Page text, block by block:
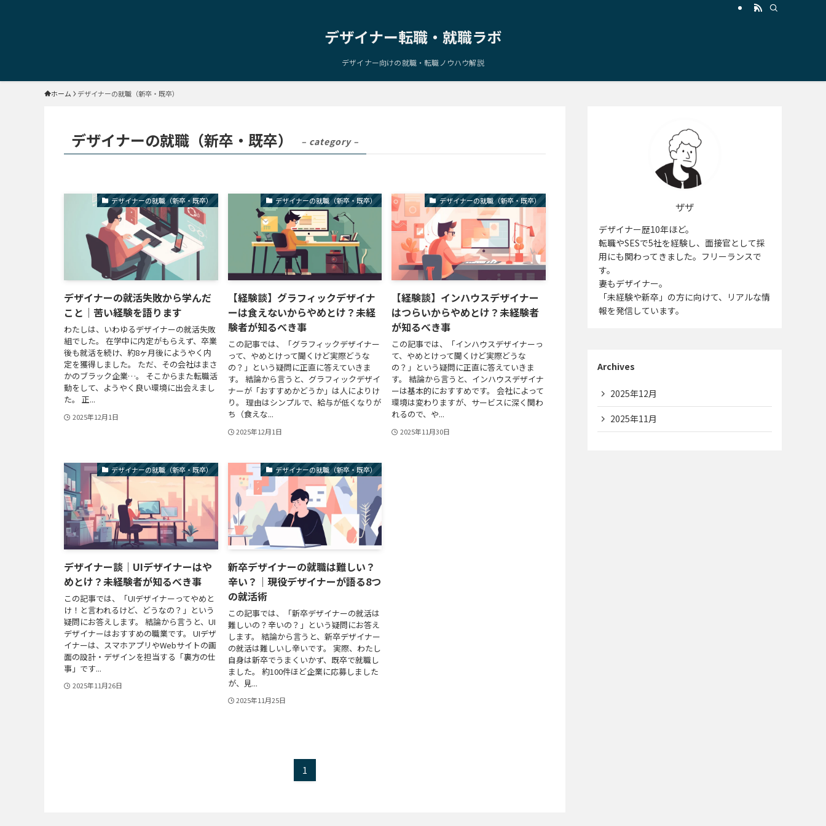
デザイナー転職・就職ラボ
デザイナー向けの就職・転職ノウハウ解説
ホーム デザイナーの就職（新卒・既卒）
デザイナーの就職（新卒・既卒） – category –
デザイナーの就職（新卒・既卒）
デザイナーの就活失敗から学んだ
こと｜苦い経験を語ります
わたしは、いわゆるデザイナーの就活失敗
組でした。 在学中に内定がもらえず、卒業
後も就活を続け、約8ヶ月後にようやく内
定を獲得しました。 ただ、その会社はまさ
かのブラック企業…。 そこからまた転職活
動をして、ようやく良い環境に出会えまし
た。 正...
2025年12月1日
デザイナーの就職（新卒・既卒）
【経験談】グラフィックデザイナ
ーは食えないからやめとけ？未経
験者が知るべき事
この記事では、「グラフィックデザイナー
って、やめとけって聞くけど実際どうな
の？」という疑問に正直に答えていきま
す。 結論から言うと、グラフィックデザイ
ナーが「おすすめかどうか」は人によりけ
り。 理由はシンプルで、給与が低くなりが
ち（食えな...
2025年12月1日
デザイナーの就職（新卒・既卒）
【経験談】インハウスデザイナー
はつらいからやめとけ？未経験者
が知るべき事
この記事では、「インハウスデザイナーっ
て、やめとけって聞くけど実際どうな
の？」という疑問に正直に答えていきま
す。 結論から言うと、インハウスデザイナ
ーは基本的におすすめです。 会社によって
環境は変わりますが、サービスに深く関わ
れるので、や...
2025年11月30日
デザイナーの就職（新卒・既卒）
デザイナー談｜UIデザイナーはや
めとけ？未経験者が知るべき事
この記事では、「UIデザイナーってやめと
け！と言われるけど、どうなの？」という
疑問にお答えします。 結論から言うと、UI
デザイナーはおすすめの職業です。 UIデザ
イナーは、スマホアプリやWebサイトの画
面の設計・デザインを担当する「裏方の仕
事」です...
2025年11月26日
デザイナーの就職（新卒・既卒）
新卒デザイナーの就職は難しい？
辛い？｜現役デザイナーが語る8つ
の就活術
この記事では、「新卒デザイナーの就活は
難しいの？辛いの？」という疑問にお答え
します。 結論から言うと、新卒デザイナー
の就活は難しいし辛いです。 実際、わたし
自身は新卒でうまくいかず、既卒で就職し
ました。 約100件ほど企業に応募しました
が、見...
2025年11月25日
1
ザザ
デザイナー歴10年ほど。
転職やSESで5社を経験し、面接官として採
用にも関わってきました。フリーランスで
す。
妻もデザイナー。
「未経験や新卒」の方に向けて、リアルな情
報を発信しています。
Archives
2025年12月
2025年11月